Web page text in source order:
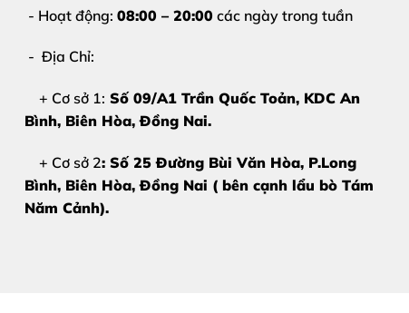
- Hoạt động: 08:00 – 20:00 các ngày trong tuần
- Địa Chỉ:
+ Cơ sở 1: Số 09/A1 Trần Quốc Toản, KDC An
Bình, Biên Hòa, Đồng Nai.
+ Cơ sở 2: Số 25 Đường Bùi Văn Hòa, P.Long
Bình, Biên Hòa, Đồng Nai ( bên cạnh lẩu bò Tám
Năm Cảnh).